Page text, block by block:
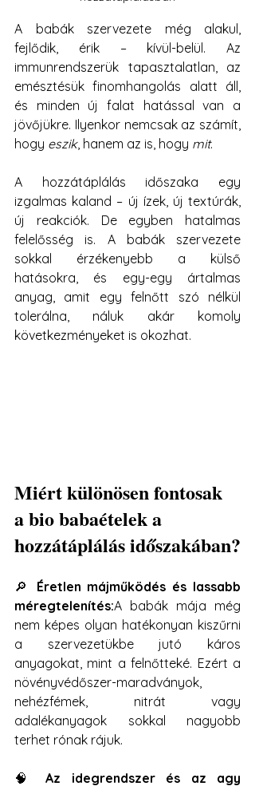
A babák szervezete még alakul,
fejlődik, érik – kívül-belül. Az
immunrendszerük tapasztalatlan, az
emésztésük finomhangolás alatt áll,
és minden új falat hatással van a
jövőjükre. Ilyenkor nemcsak az számít,
hogy eszik, hanem az is, hogy mit.
A hozzátáplálás időszaka egy
izgalmas kaland – új ízek, új textúrák,
új reakciók. De egyben hatalmas
felelősség is. A babák szervezete
sokkal érzékenyebb a külső
hatásokra, és egy-egy ártalmas
anyag, amit egy felnőtt szó nélkül
tolerálna, náluk akár komoly
következményeket is okozhat.
Miért különösen fontosak
a bio babaételek a
hozzátáplálás időszakában?
🔎 Éretlen májműködés és lassabb
méregtelenítés:A babák mája még
nem képes olyan hatékonyan kiszűrni
a szervezetükbe jutó káros
anyagokat, mint a felnőtteké. Ezért a
növényvédőszer-maradványok,
nehézfémek, nitrát vagy
adalékanyagok sokkal nagyobb
terhet rónak rájuk.
🧠 Az idegrendszer és az agy